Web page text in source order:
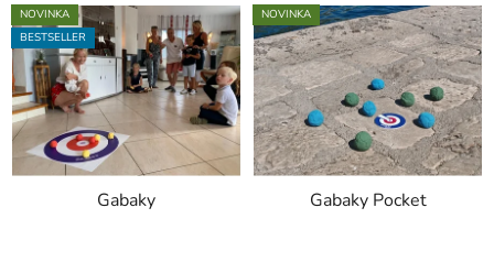
ý
p
i
s
p
r
NOVINKA
BESTSELLER
Gabaky
NOVINKA
Gabaky Pocket